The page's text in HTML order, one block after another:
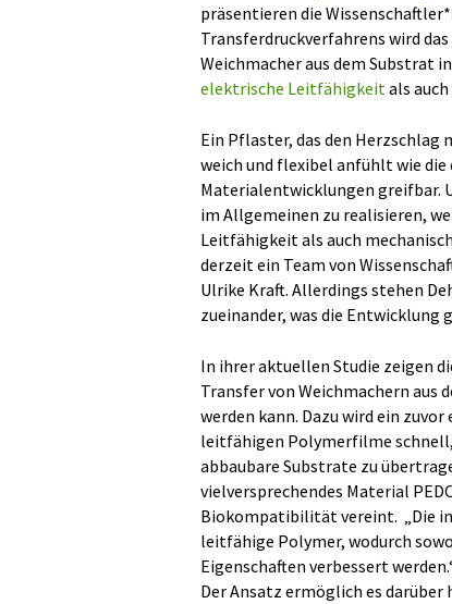
präsentieren die
Transferdruckverfahrens wird
Weichmacher aus dem Substrat
elektrische Leitfähigkeitals
Ein Pflaster, das den Herzschlag
weich und flexibel anfühlt wie die
Materialentwicklungen greifbar.
im Allgemeinen zu realisieren,
Leitfähigkeit als auch
derzeit ein Team von
Ulrike Kraft. Allerdings stehen
zueinander, was die
In ihrer aktuellen Studie zeigen
Transfer von Weichmachern aus
werden kann. Dazu wird ein
leitfähigen Polymerfilme
abbaubare Substrate zu
vielversprechendes Material
Biokompatibilität vereint. „Die
leitfähige Polymer, wodurch
Eigenschaften verbessert
Der Ansatz ermöglich es